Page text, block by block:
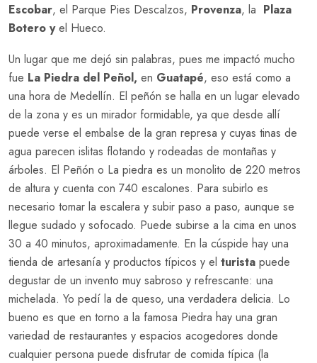
Escobar, el Parque Pies Descalzos, Provenza, la Plaza
Botero yel Hueco.
Un lugar que me dejó sin palabras, pues me impactó mucho
fue La Piedra del Peñol, en Guatapé, eso está como a
una hora de Medellín. El peñón se halla en un lugar elevado
de la zona y es un mirador formidable, ya que desde allí
puede verse el embalse de la gran represa y cuyas tinas de
agua parecen islitas flotando y rodeadas de montañas y
árboles. El Peñón o La piedra es un monolito de 220 metros
de altura y cuenta con 740 escalones. Para subirlo es
necesario tomar la escalera y subir paso a paso, aunque se
llegue sudado y sofocado. Puede subirse a la cima en unos
30 a 40 minutos, aproximadamente. En la cúspide hay una
tienda de artesanía y productos típicos y el turista puede
degustar de un invento muy sabroso y refrescante: una
michelada. Yo pedí la de queso, una verdadera delicia. Lo
bueno es que en torno a la famosa Piedra hay una gran
variedad de restaurantes y espacios acogedores donde
cualquier persona puede disfrutar de comida típica (la